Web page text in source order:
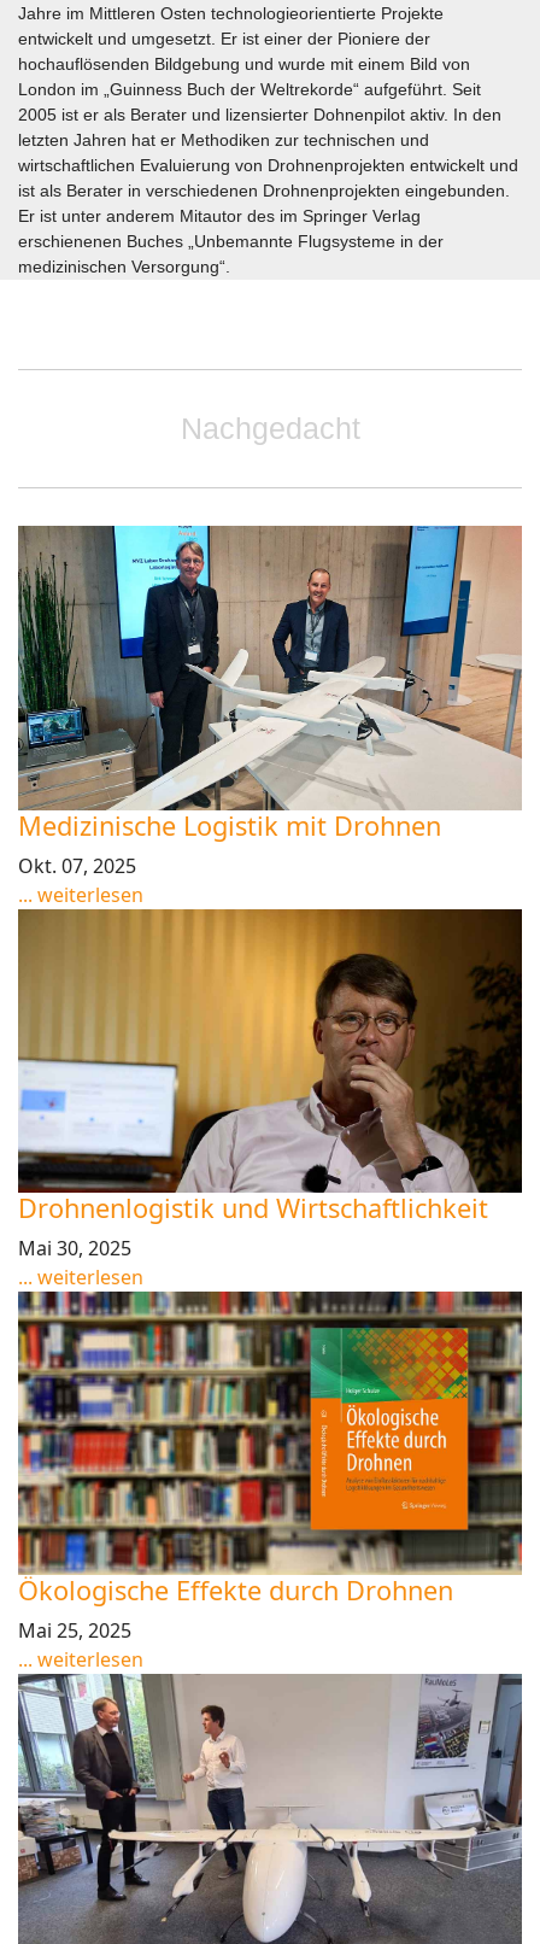
Jahre im Mittleren Osten technologieorientierte Projekte
entwickelt und umgesetzt. Er ist einer der Pioniere der
hochauflösenden Bildgebung und wurde mit einem Bild von
London im „Guinness Buch der Weltrekorde“ aufgeführt. Seit
2005 ist er als Berater und lizensierter Dohnenpilot aktiv. In den
letzten Jahren hat er Methodiken zur technischen und
wirtschaftlichen Evaluierung von Drohnenprojekten entwickelt und
ist als Berater in verschiedenen Drohnenprojekten eingebunden.
Er ist unter anderem Mitautor des im Springer Verlag
erschienenen Buches „Unbemannte Flugsysteme in der
medizinischen Versorgung“.
Nachgedacht
Medizinische Logistik mit Drohnen
Okt. 07, 2025
... weiterlesen
Drohnenlogistik und Wirtschaftlichkeit
Mai 30, 2025
... weiterlesen
Ökologische Effekte durch Drohnen
Mai 25, 2025
... weiterlesen